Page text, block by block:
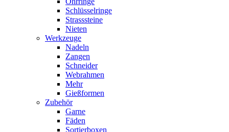
Schlüsselringe
Strasssteine
Nieten
Werkzeuge
Nadeln
Zangen
Schneider
Webrahmen
Mehr
Gießformen
Zubehör
Garne
Fäden
Sortierboxen